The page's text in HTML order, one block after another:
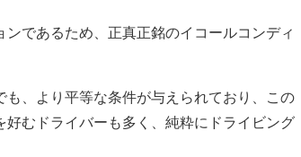
であるため、正真正銘のイコールコンディ
、より平等な条件が与えられており、この
好むドライバーも多く、純粋にドライビング